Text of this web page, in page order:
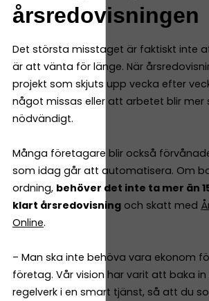
årsredovisningen
Det största misstaget är faktiskt inte
är att vänta för länge. När
projekt som skjuts upp vecka efter
något missas eller att arbetet blir mer
nödvändigt.
Många företagare blir också
som idag går att automatisera. Om
ordning, behöver det inte ta mer än
klart årsredovisning och skatt med
Online.
– Man ska inte behöva vara ekonom
företag. Vår vision har varit att baka
regelverk i en smart tjänst, så att du